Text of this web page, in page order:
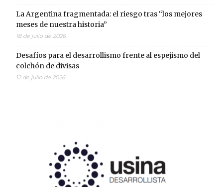
La Argentina fragmentada: el riesgo tras “los mejores
meses de nuestra historia”
18 de julio de 2026
Desafíos para el desarrollismo frente al espejismo del
colchón de divisas
12 de julio de 2026